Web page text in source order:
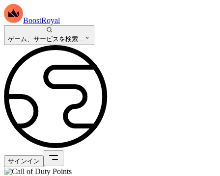
BoostRoyal
ゲーム、サービスを検索...
サインイン